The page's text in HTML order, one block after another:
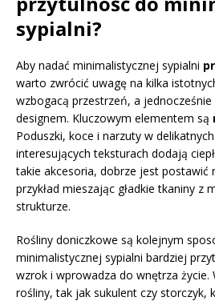
sypialni?
Aby nadać minimalistycznej sypialni
warto zwrócić uwagę na kilka
wzbogacą przestrzeń, a jednocześnie
designem. Kluczowym elementem są
Poduszki, koce i narzuty w
interesujących teksturach dodają
takie akcesoria, dobrze jest postawić
przykład mieszając gładkie tkaniny z
strukturze.
Rośliny doniczkowe są kolejnym
minimalistycznej sypialni bardziej
wzrok i wprowadza do wnętrza życie.
rośliny, tak jak sukulent czy storczyk,